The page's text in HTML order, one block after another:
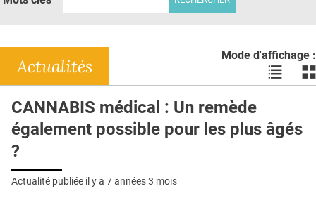
DOSSIERS
RÉSEAUX
E-REVUE SAD
THÉMA
L'APP
Mode d'affichage :
Voir
les
liste
les
Actualités
CANNABIS médical : Un remède
également possible pour les plus âgés
?
Actualité publiée il y a 7 années 3 mois